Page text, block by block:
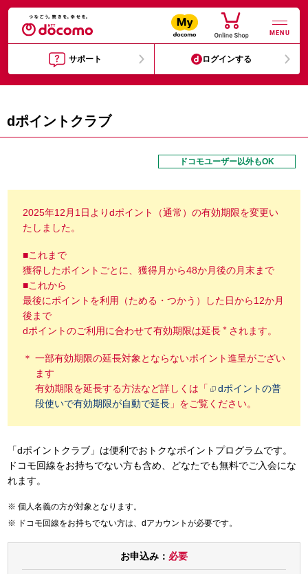
MENU
サポート ログインする
dポイントクラブ
ドコモユーザー以外もOK
2025年12月1日よりdポイント（通常）の有効期限を変更い
たしました。
■これまで
獲得したポイントごとに、獲得月から48か月後の月末まで
■これから
最後にポイントを利用（ためる・つかう）した日から12か月
後まで
dポイントのご利用に合わせて有効期限は延長 ＊ されます。
一部有効期限の延長対象とならないポイント進呈がござい
ます
有効期限を延長する方法など詳しくは「
dポイントの普
段使いで有効期限が自動で延長」をご覧ください。
「dポイントクラブ」は便利でおトクなポイントプログラムです。
ドコモ回線をお持ちでない方も含め、どなたでも無料でご入会にな
れます。
個人名義の方が対象となります。
ドコモ回線をお持ちでない方は、dアカウントが必要です。
お申込み： 必要